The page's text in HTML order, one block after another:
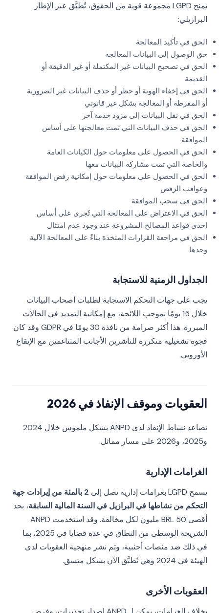
يمنح LGPD مجموعة قوية من الحقوق، تُطبَّق عبر الإطار
البرازيلي:
الحق في تأكيد المعالجة
حق الوصول إلى البيانات المعالجة
الحق في تصحيح البيانات غير المكتملة أو غير الدقيقة أو
القديمة
الحق في إخفاء الهوية أو حظر أو حذف البيانات غير الضرورية
أو المفرطة أو المعالجة بشكل غير قانوني
الحق في نقل البيانات إلى مزود خدمة آخر
الحق في حذف البيانات التي تمت معالجتها على أساس
الموافقة
الحق في الحصول على معلومات حول الكيانات العامة
والخاصة التي تمت مشاركة البيانات معها
الحق في الحصول على معلومات حول إمكانية رفض الموافقة
وعواقب الرفض
الحق في سحب الموافقة
الحق في الاعتراض على المعالجة التي تُجرى على أساس
إحدى قواعد المصالح المشروعة عند وجود عدم امتثال
الحق في مراجعة القرارات المتخذة بناءً على المعالجة الآلية
وحدها
الجداول الزمنية للاستجابة
يجب على جهات التحكم الاستجابة لطلبات أصحاب البيانات
خلال 15 يومًا بموجب اللائحة، مع إمكانية التمديد في الحالات
المبررة. هذا أكثر صرامة من نافذة 30 يومًا في GDPR وقد كان
فجوة تشغيلية متكررة للناشرين الأجانب المتناغمين مع الإيقاع
الأوروبي.
العقوبات وموقف الإنفاذ في 2026
تصاعد نشاط الإنفاذ لدى ANPD بشكل ملموس خلال 2024
و2025، و2026 على مسار مماثل.
الغرامات الإدارية
يسمح LGPD بغرامات إدارية تصل إلى
2 بالمئة من إيرادات جهة
التحكم من نشاطها في البرازيل في السنة المالية السابقة، بحد
أقصى BRL 50 مليون لكل مخالفة. وقد استخدمت ANPD
الشريحة الوسطى من النطاق في عدة قضايا في 2025، بما
في ذلك ضد منصات أجنبية، وتم نشر منهجية العقوبات لدى
الهيئة في 2024 وهي تُطبَّق الآن بشكل متسق.
العقوبات الأخرى